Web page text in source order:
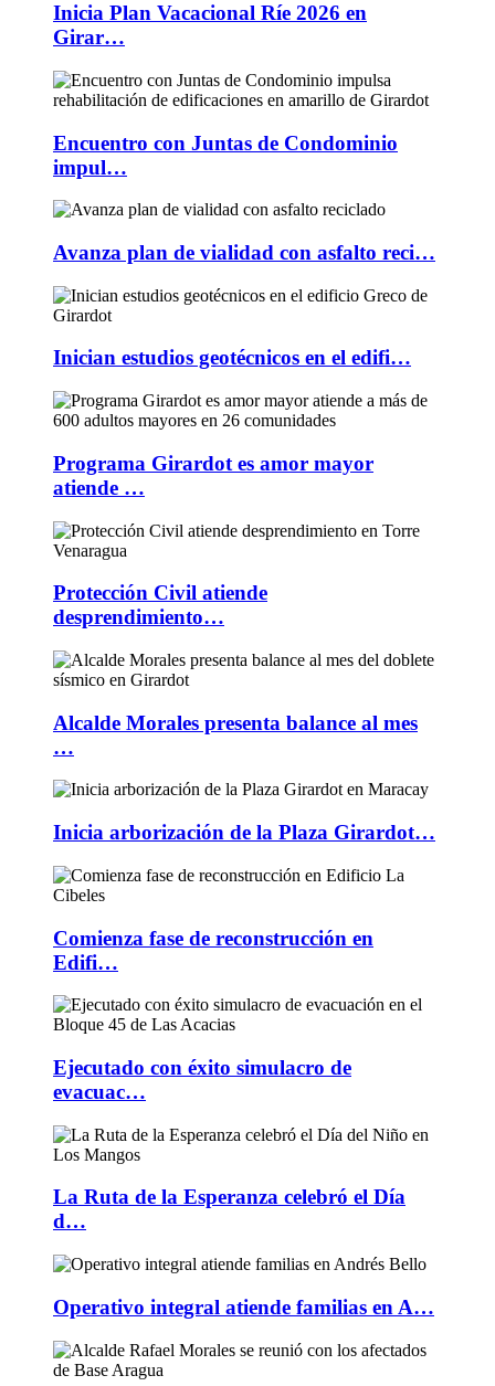
Inicia Plan Vacacional Ríe 2026 en
Girar…
Encuentro con Juntas de Condominio
impul…
Avanza plan de vialidad con asfalto reci…
Inician estudios geotécnicos en el edifi…
Programa Girardot es amor mayor
atiende …
Protección Civil atiende
desprendimiento…
Alcalde Morales presenta balance al mes
…
Inicia arborización de la Plaza Girardot…
Comienza fase de reconstrucción en
Edifi…
Ejecutado con éxito simulacro de
evacuac…
La Ruta de la Esperanza celebró el Día
d…
Operativo integral atiende familias en A…